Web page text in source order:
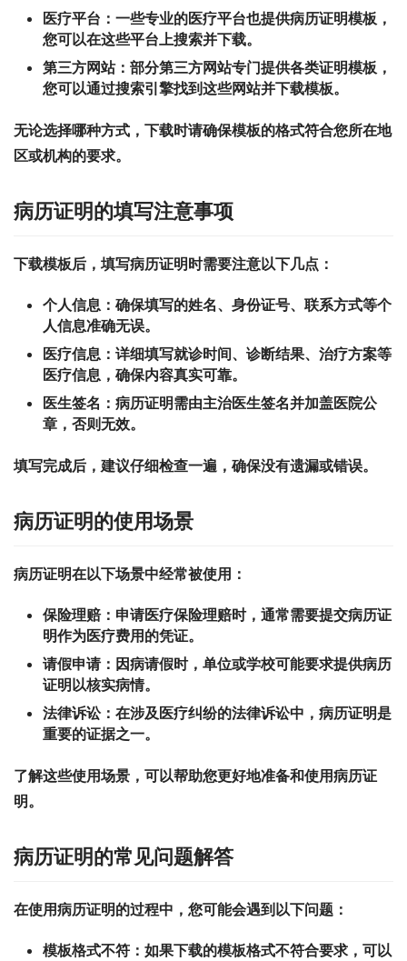
医疗平台： 一些专业的医疗平台也提供病历证明模板，
您可以在这些平台上搜索并下载。
第三方网站： 部分第三方网站专门提供各类证明模板，
您可以通过搜索引擎找到这些网站并下载模板。
无论选择哪种方式，下载时请确保模板的格式符合您所在地
区或机构的要求。
病历证明的填写注意事项
下载模板后，填写病历证明时需要注意以下几点：
个人信息： 确保填写的姓名、身份证号、联系方式等个
人信息准确无误。
医疗信息： 详细填写就诊时间、诊断结果、治疗方案等
医疗信息，确保内容真实可靠。
医生签名： 病历证明需由主治医生签名并加盖医院公
章，否则无效。
填写完成后，建议仔细检查一遍，确保没有遗漏或错误。
病历证明的使用场景
病历证明在以下场景中经常被使用：
保险理赔： 申请医疗保险理赔时，通常需要提交病历证
明作为医疗费用的凭证。
请假申请： 因病请假时，单位或学校可能要求提供病历
证明以核实病情。
法律诉讼： 在涉及医疗纠纷的法律诉讼中，病历证明是
重要的证据之一。
了解这些使用场景，可以帮助您更好地准备和使用病历证
明。
病历证明的常见问题解答
在使用病历证明的过程中，您可能会遇到以下问题：
模板格式不符： 如果下载的模板格式不符合要求，可以